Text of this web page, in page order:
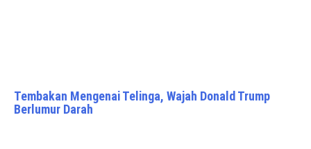
Tembakan Mengenai Telinga, Wajah Donald Trump
Berlumur Darah